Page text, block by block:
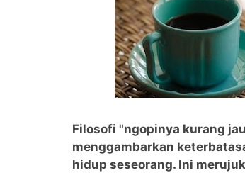
Filosofi "ngopinya kurang
menggambarkan
hidup seseorang. Ini